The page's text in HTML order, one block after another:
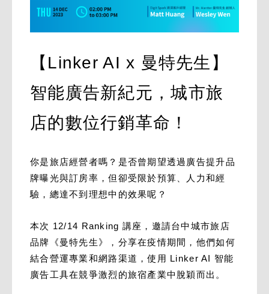
【Linker AI x 曼特先生】
智能廣告新紀元，城市旅
店的數位行銷革命！
你是旅店經營者嗎？是否曾期望透過廣告提升品
牌曝光與訂房率，但卻受限於預算、人力和經
驗，總達不到理想中的效果呢？
本次 12/14 Ranking 講座，邀請台中城市旅店
品牌《曼特先生》，分享在疫情期間，他們如何
結合營運專業和網路渠道，使用 Linker AI 智能
廣告工具在競爭激烈的旅宿產業中脫穎而出。